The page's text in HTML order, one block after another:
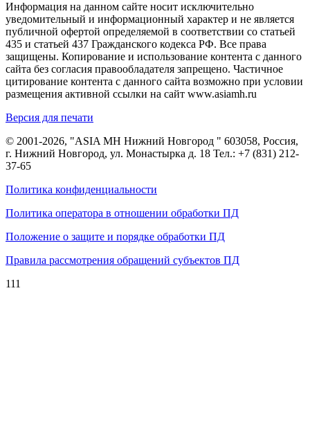
Информация на данном сайте носит исключительно
уведомительный и информационный характер и не является
публичной офертой определяемой в соответствии со статьей
435 и статьей 437 Гражданского кодекса РФ. Все права
защищены. Копирование и использование контента с данного
сайта без согласия правообладателя запрещено. Частичное
цитирование контента с данного сайта возможно при условии
размещения активной ссылки на сайт www.asiamh.ru
Версия для печати
© 2001-2026, "ASIA MH Нижний Новгород " 603058, Россия,
г. Нижний Новгород, ул. Монастырка д. 18 Тел.: +7 (831) 212-
37-65
Политика конфиденциальности
Политика оператора в отношении обработки ПД
Положение о защите и порядке обработки ПД
Правила рассмотрения обращений субъектов ПД
111